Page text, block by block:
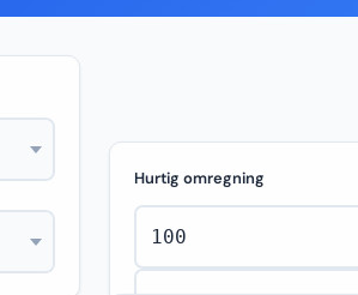
Hurtig omregning